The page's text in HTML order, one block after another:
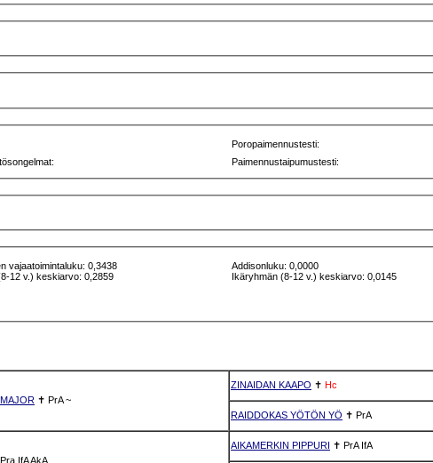
Poropaimennustesti:
Paimennustaipumustesti:
vajaatoimintaluku: 0,3438
12 v.) keskiarvo: 0,2859
Addisonluku: 0,0000
Ikäryhmän (8-12 v.) keskiarvo: 0,0145
✝ PrA ~
ZINAIDAN KAAPO ✝ Hc
RAIDDOKAS YÖTÖN YÖ ✝ PrA
Pra IfAAkA
AIKAMERKIN PIPPURI ✝ PrA IfA